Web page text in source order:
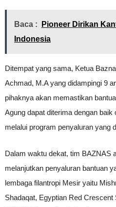
Baca :
Pioneer Dirikan
Indonesia
Ditempat yang sama, Ketua
Achmad, M.A yang didampingi 9
pihaknya akan memastikan
Agung dapat diterima dengan
melalui program penyaluran yang
Dalam waktu dekat, tim BAZNAS
melanjutkan penyaluran bantuan
lembaga filantropi Mesir yaitu
Shadaqat, Egyptian Red